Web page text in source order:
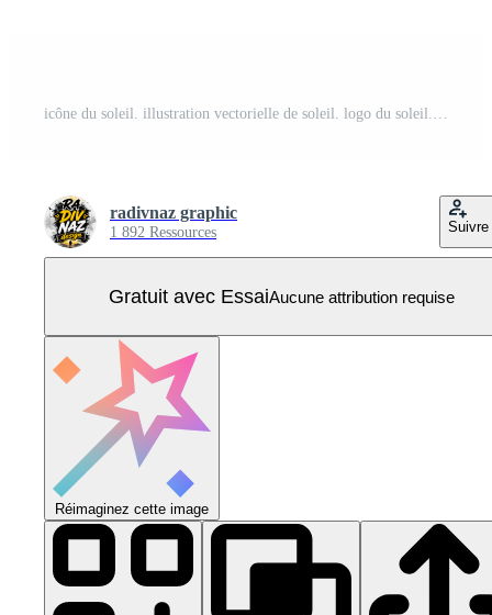
icône du soleil. illustration vectorielle de soleil. logo du soleil. signe simple du soleil Vecteur Pro
radivnaz graphic
1 892 Ressources Suivre
Gratuit avec EssaiAucune attribution requise
Réimaginez cette image